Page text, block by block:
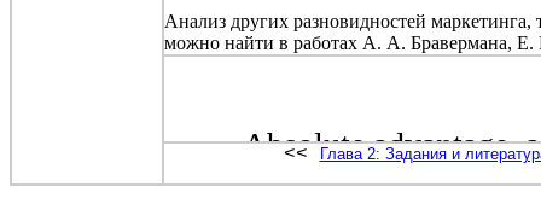
Анализ других разновидностей маркетинга,
можно найти в работах А. А. Бравермана,
<< Глава 2: Задания и